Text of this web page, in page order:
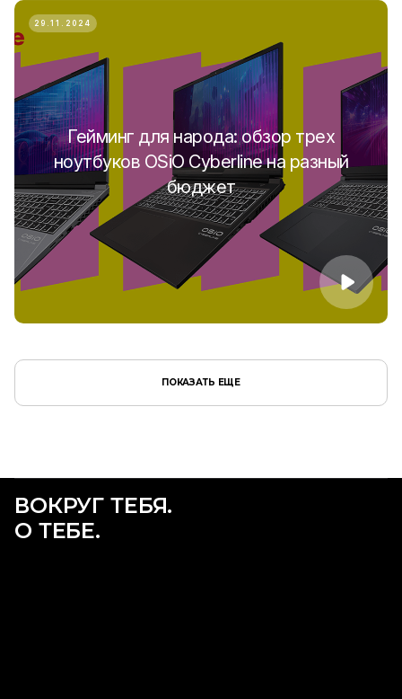
29.11.2024
Гейминг для народа: обзор трех
ноутбуков OSiO Cyberline на разный
бюджет
ПОКАЗАТЬ ЕЩЕ
ВОКРУГ ТЕБЯ.
О ТЕБЕ.